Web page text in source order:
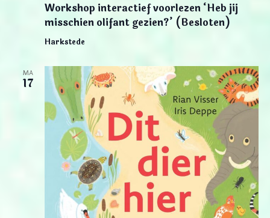
Workshop interactief voorlezen ‘Heb jij
misschien olifant gezien?’ (Besloten)
Harkstede
MA
17